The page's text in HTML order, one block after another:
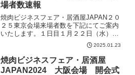
場者数速報
焼肉ビジネスフェア・居酒屋JAPAN２０
２５東京会場来場者数を下記にてご案内
いたします。１日目１月２２日（水）１
１，５８８名 天気 晴れ （前年度１
０，６２７名）２日目１月２３日（木）
８，９９６名 天気 晴れ （前年度
８，７４２名）合計 ...
2025.01.23
焼肉ビジネスフェア・居酒屋
JAPAN2024 大阪会場 開会式